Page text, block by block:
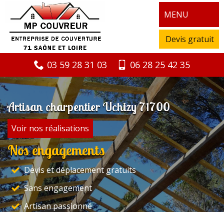
MENU
Devis gratuit
03 59 28 31 03 06 28 25 42 35
Artisan charpentier Uchizy 71700
Voir nos réalisations
Nos engagements
Devis et déplacement gratuits
Sans engagement
Artisan passionné